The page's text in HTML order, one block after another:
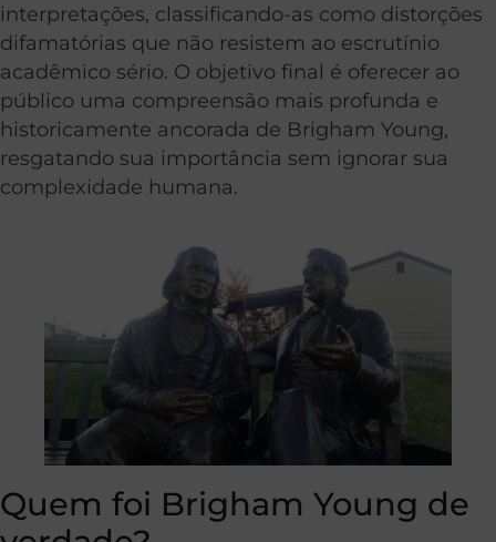
interpretações, classificando-as como distorções
difamatórias que não resistem ao escrutínio
acadêmico sério. O objetivo final é oferecer ao
público uma compreensão mais profunda e
historicamente ancorada de Brigham Young,
resgatando sua importância sem ignorar sua
complexidade humana.
Quem foi Brigham Young de